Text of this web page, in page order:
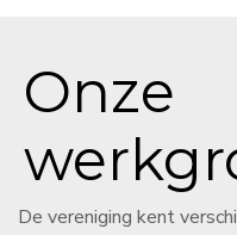
Onze
De vereniging kent